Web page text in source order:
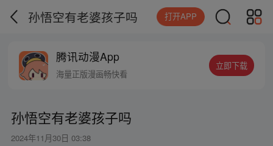
孙悟空有老婆孩子吗 打开APP
腾讯动漫App
海量正版漫画畅快看
立即下载
孙悟空有老婆孩子吗
2024年11月30日 03:38